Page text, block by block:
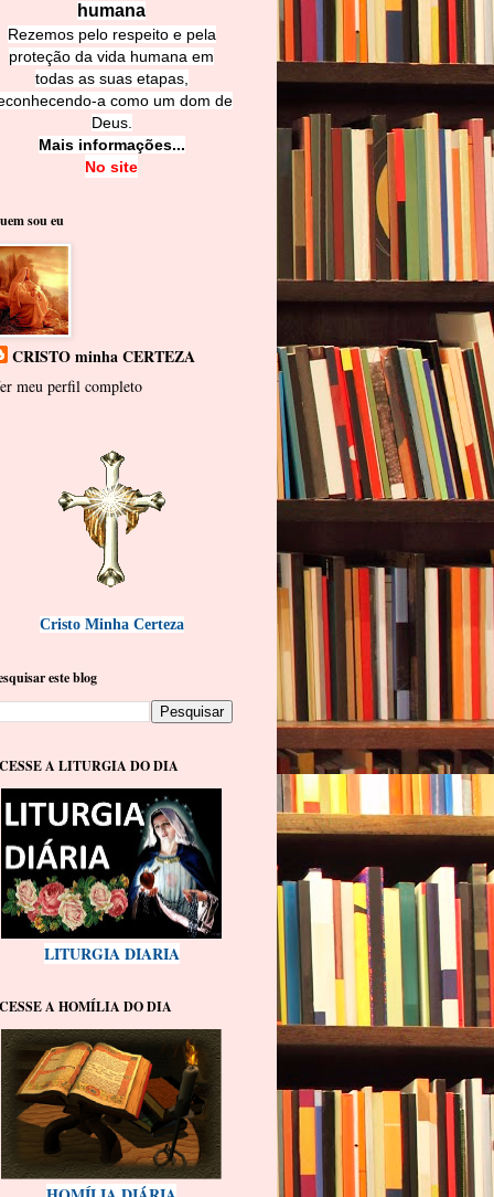
humana
Rezemos pelo respeito e pela
proteção da vida humana em
todas as suas etapas,
a como um dom de
Deus.
Mais informações...
No site
sou eu
CRISTO minha CERTEZA
meu perfil completo
Cristo Minha Certeza
este blog
A LITURGIA DO DIA
LITURGIA DIARIA
A HOMÍLIA DO DIA